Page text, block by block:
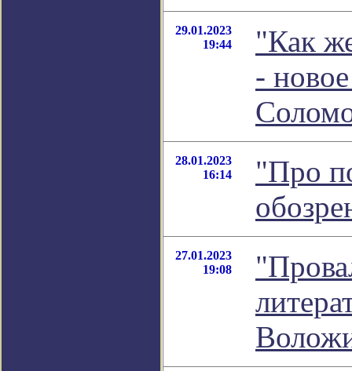
29.01.2023
19:44
"Как
-
28.01.2023
16:14
"Про
27.01.2023
19:08